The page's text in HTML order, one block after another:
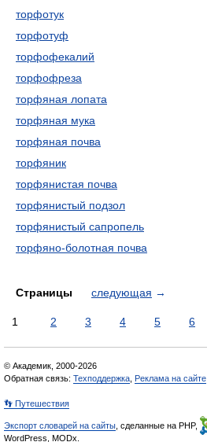
торфотук
торфотуф
торфофекалий
торфофреза
торфяная лопата
торфяная мука
торфяная почва
торфяник
торфянистая почва
торфянистый подзол
торфянистый сапропель
торфяно-болотная почва
Страницы следующая →
1 2 3 4 5 6
© Академик, 2000-2026
Обратная связь: Техподдержка Реклама на сайте
👣 Путешествия
Экспорт словарей на сайты , сделанные на PHP,
WordPress, MODx.